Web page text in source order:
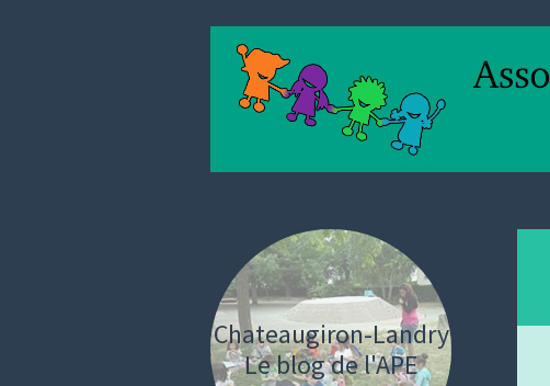
Chateaugiron-Landry
Le blog de l'APE